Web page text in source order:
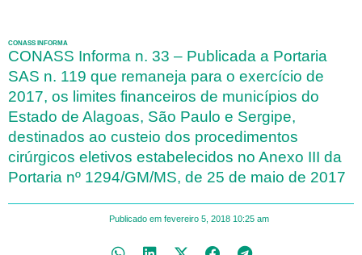
CONASS INFORMA
CONASS Informa n. 33 – Publicada a Portaria
SAS n. 119 que remaneja para o exercício de
2017, os limites financeiros de municípios do
Estado de Alagoas, São Paulo e Sergipe,
destinados ao custeio dos procedimentos
cirúrgicos eletivos estabelecidos no Anexo III da
Portaria nº 1294/GM/MS, de 25 de maio de 2017
Publicado em fevereiro 5, 2018 10:25 am